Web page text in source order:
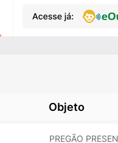
Objeto
PREGÃO